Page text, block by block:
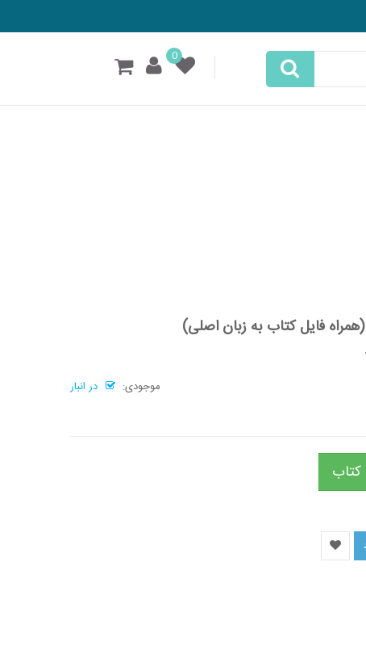
0
فایل کتاب به زبان اصلی)
موجودی:
در انبار